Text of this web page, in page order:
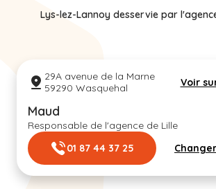
Lys-lez-Lannoy desservie par
29A avenue de la Marne
59290 Wasquehal
Voir
Maud
Responsable de l'agence de Lille
01 87 44 37 25